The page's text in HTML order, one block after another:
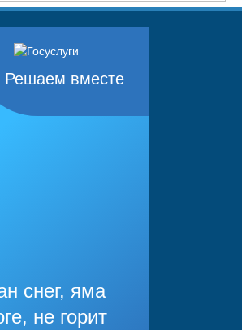
Решаем вместе
снег, яма
не горит